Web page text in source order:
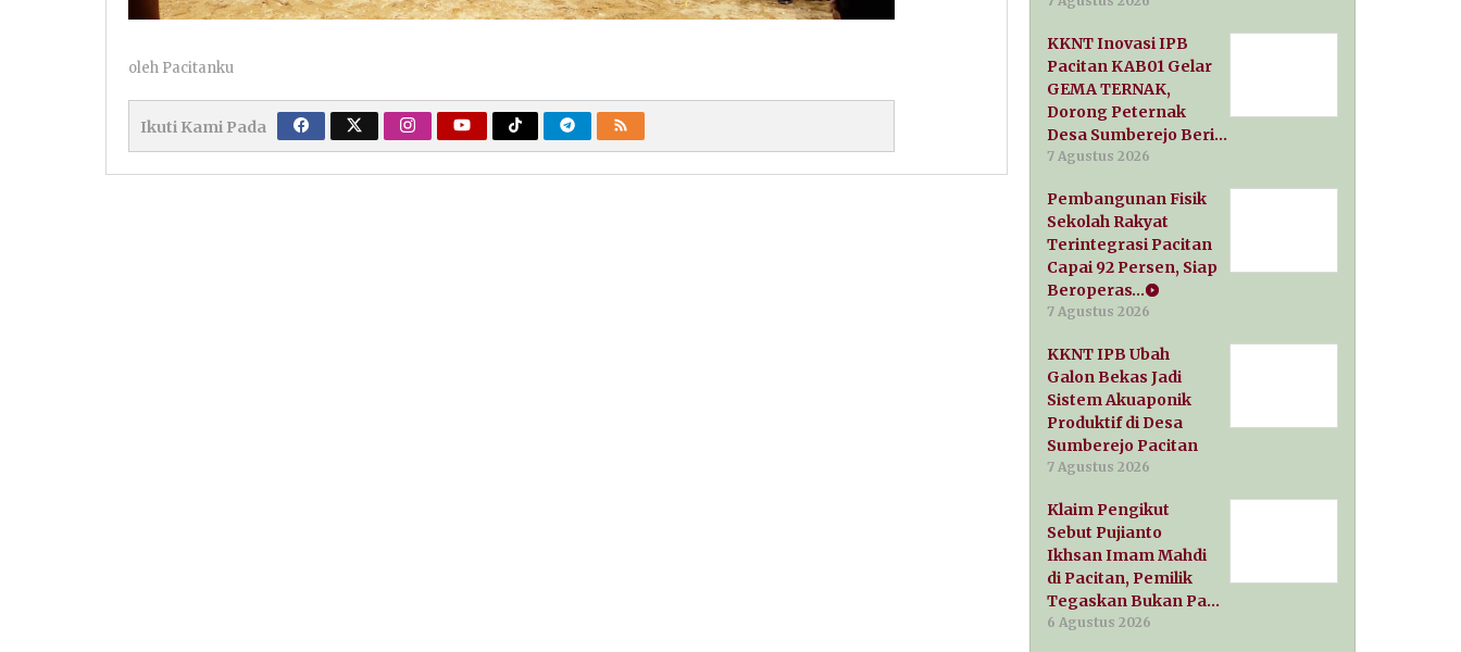
oleh Pacitanku
Ikuti Kami Pada
KKNT Inovasi IPB
Pacitan KAB01 Gelar
GEMA TERNAK,
Dorong Peternak
Desa Sumberejo Beri…
7 Agustus 2026
Pembangunan Fisik
Sekolah Rakyat
Terintegrasi Pacitan
Capai 92 Persen, Siap
Beroperas…
7 Agustus 2026
KKNT IPB Ubah
Galon Bekas Jadi
Sistem Akuaponik
Produktif di Desa
Sumberejo Pacitan
7 Agustus 2026
Klaim Pengikut
Sebut Pujianto
Ikhsan Imam Mahdi
di Pacitan, Pemilik
Tegaskan Bukan Pa…
6 Agustus 2026